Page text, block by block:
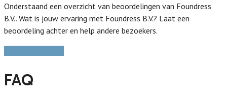
Onderstaand een overzicht van beoordelingen van Foundress
B.V.. Wat is jouw ervaring met Foundress B.V.? Laat een
beoordeling achter en help andere bezoekers.
FAQ